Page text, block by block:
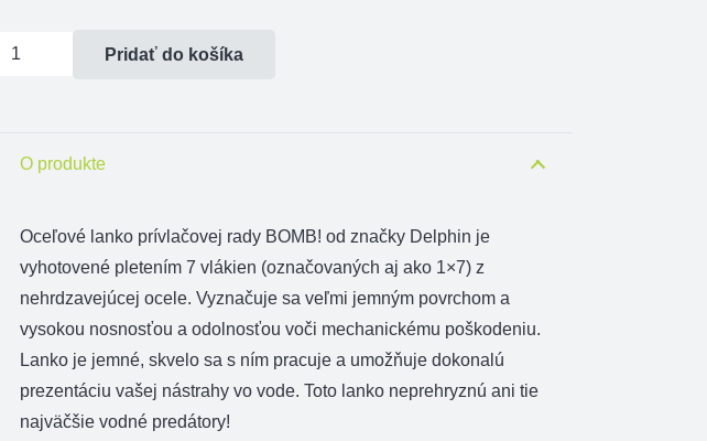
množstvo
svorkami
vlákien
Pridať do košíka
O produkte
Oceľové lanko prívlačovej rady BOMB! od značky Delphin je
vyhotovené pletením 7 vlákien (označovaných aj ako 1×7) z
nehrdzavejúcej ocele. Vyznačuje sa veľmi jemným povrchom a
vysokou nosnosťou a odolnosťou voči mechanickému poškodeniu.
Lanko je jemné, skvelo sa s ním pracuje a umožňuje dokonalú
prezentáciu vašej nástrahy vo vode. Toto lanko neprehryznú ani tie
najväčšie vodné predátory!